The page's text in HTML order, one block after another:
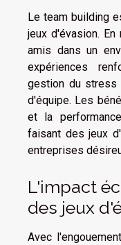
Le team building
jeux d'évasion.
amis dans un
expériences
gestion du stress
d'équipe. Les
et la
faisant des jeux
entreprises
L'impact
des jeux
Avec